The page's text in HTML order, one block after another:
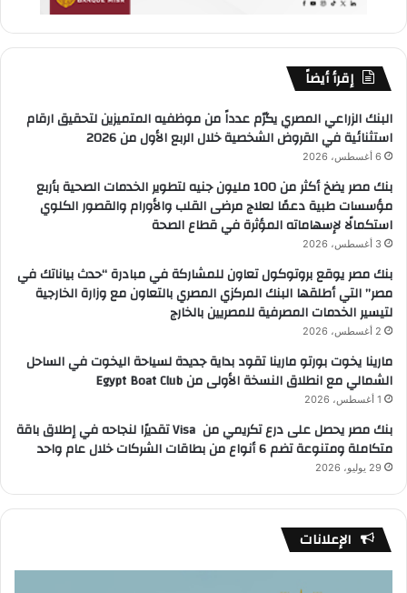
إقرأ أيضاً
البنك الزراعي المصري يكرّم عدداً من موظفيه المتميزين لتحقيق ارقام
استثنائية في القروض الشخصية خلال الربع الأول من 2026
6 أغسطس، 2026
بنك مصر يضخ أكثر من 100 مليون جنيه لتطوير الخدمات الصحية بأربع
مؤسسات طبية دعمًا لعلاج مرضى القلب والأورام والقصور الكلوي
استكمالًا لإسهاماته المؤثرة في قطاع الصحة
3 أغسطس، 2026
بنك مصر يوقع بروتوكول تعاون للمشاركة في مبادرة “حدث بياناتك في
مصر” التي أطلقها البنك المركزي المصري بالتعاون مع وزارة الخارجية
لتيسير الخدمات المصرفية للمصريين بالخارج
2 أغسطس، 2026
مارينا يخوت بورتو مارينا تقود بداية جديدة لسياحة اليخوت في الساحل
الشمالي مع انطلاق النسخة الأولى من Egypt Boat Club
1 أغسطس، 2026
بنك مصر يحصل على درع تكريمي من Visa تقديرًا لنجاحه في إطلاق باقة
متكاملة ومتنوعة تضم 6 أنواع من بطاقات الشركات خلال عام واحد
29 يوليو، 2026
الإعلانات